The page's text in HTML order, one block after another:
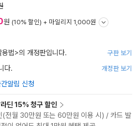
원 (10% 할인) + 마일리지 1,000원
법>의 개정판입니다. 구판 보기
다. 개정판 보기
알림 신청
딘 15% 청구 할인
(전월 30만원 또는 60만원 이용 시) / 카드 발